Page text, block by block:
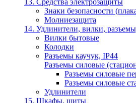
Знаки безопасности
Молниезащита
14. Удлинители, вилки,
Вилки бытовые
Колодки
Разъемы каучук, IP44
Разъемы силовые
Разъемы силовые
Разъемы силовые
Удлинители
15. Шкафы, щиты